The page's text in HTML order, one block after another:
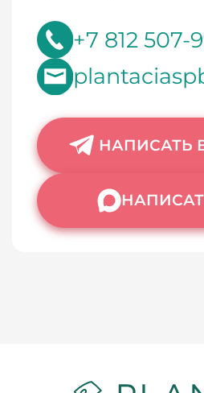
+7 812 507-
НАПИСАТЬ В